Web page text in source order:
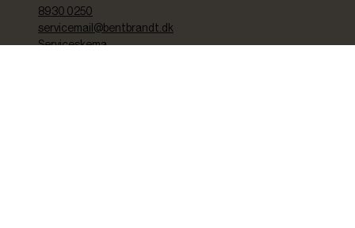
8930 0250
servicemail@bentbrandt.dk
Serviceskema